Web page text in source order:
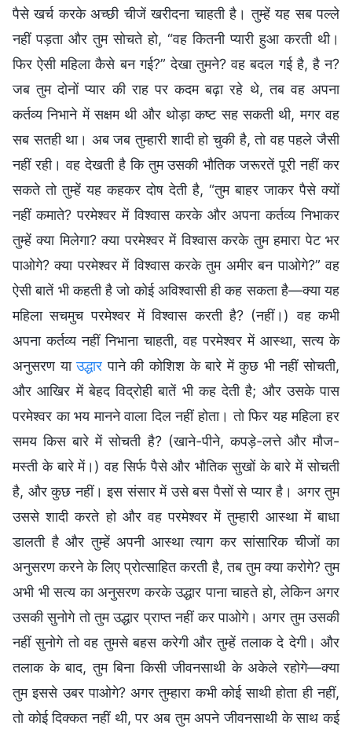
पैसे खर्च करके अच्छी चीजें खरीदना चाहती है। तुम्हें यह सब पल्ले
नहीं पड़ता और तुम सोचते हो, “वह कितनी प्यारी हुआ करती थी।
फिर ऐसी महिला कैसे बन गई?” देखा तुमने? वह बदल गई है, है न?
जब तुम दोनों प्यार की राह पर कदम बढ़ा रहे थे, तब वह अपना
कर्तव्य निभाने में सक्षम थी और थोड़ा कष्ट सह सकती थी, मगर वह
सब सतही था। अब जब तुम्हारी शादी हो चुकी है, तो वह पहले जैसी
नहीं रही। वह देखती है कि तुम उसकी भौतिक जरूरतें पूरी नहीं कर
सकते तो तुम्हें यह कहकर दोष देती है, “तुम बाहर जाकर पैसे क्यों
नहीं कमाते? परमेश्वर में विश्वास करके और अपना कर्तव्य निभाकर
तुम्हें क्या मिलेगा? क्या परमेश्वर में विश्वास करके तुम हमारा पेट भर
पाओगे? क्या परमेश्वर में विश्वास करके तुम अमीर बन पाओगे?” वह
ऐसी बातें भी कहती है जो कोई अविश्वासी ही कह सकता है—क्या यह
महिला सचमुच परमेश्वर में विश्वास करती है? (नहीं।) वह कभी
अपना कर्तव्य नहीं निभाना चाहती, वह परमेश्वर में आस्था, सत्य के
अनुसरण याउद्धार पाने की कोशिश के बारे में कुछ भी नहीं सोचती,
और आखिर में बेहद विद्रोही बातें भी कह देती है; और उसके पास
परमेश्वर का भय मानने वाला दिल नहीं होता। तो फिर यह महिला हर
समय किस बारे में सोचती है? (खाने-पीने, कपड़े-लत्ते और मौज-
मस्ती के बारे में।) वह सिर्फ पैसे और भौतिक सुखों के बारे में सोचती
है, और कुछ नहीं। इस संसार में उसे बस पैसों से प्यार है। अगर तुम
उससे शादी करते हो और वह परमेश्वर में तुम्हारी आस्था में बाधा
डालती है और तुम्हें अपनी आस्था त्याग कर सांसारिक चीजों का
अनुसरण करने के लिए प्रोत्साहित करती है, तब तुम क्या करोगे? तुम
अभी भी सत्य का अनुसरण करके उद्धार पाना चाहते हो, लेकिन अगर
उसकी सुनोगे तो तुम उद्धार प्राप्त नहीं कर पाओगे। अगर तुम उसकी
नहीं सुनोगे तो वह तुमसे बहस करेगी और तुम्हें तलाक दे देगी। और
तलाक के बाद, तुम बिना किसी जीवनसाथी के अकेले रहोगे—क्या
तुम इससे उबर पाओगे? अगर तुम्हारा कभी कोई साथी होता ही नहीं,
तो कोई दिक्कत नहीं थी, पर अब तुम अपने जीवनसाथी के साथ कई